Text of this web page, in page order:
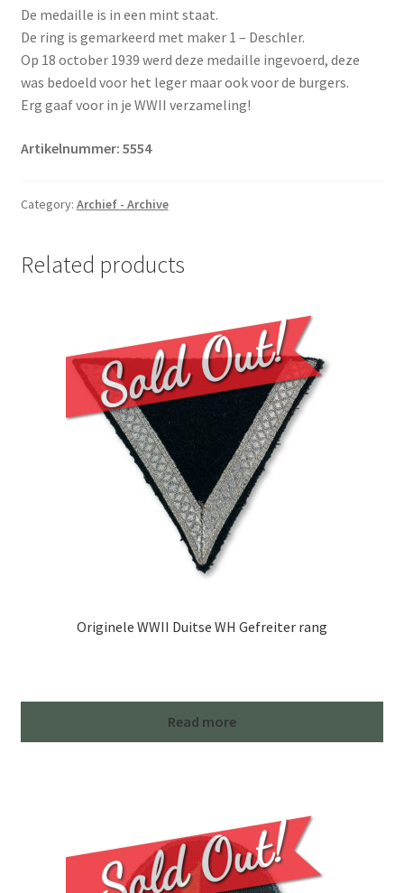
De medaille is in een mint staat.
De ring is gemarkeerd met maker 1 – Deschler.
Op 18 october 1939 werd deze medaille ingevoerd, deze
was bedoeld voor het leger maar ook voor de burgers.
Erg gaaf voor in je WWII verzameling!
Artikelnummer: 5554
Category: Archief - Archive
Related products
Originele WWII Duitse WH Gefreiter rang
Read more